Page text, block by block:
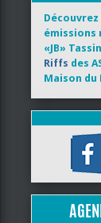
émissions
«JB»
Riffs des
Maison du